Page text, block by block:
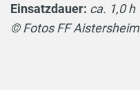
Einsatzdauer: ca. 1,0 h
© Fotos FF Aistersheim